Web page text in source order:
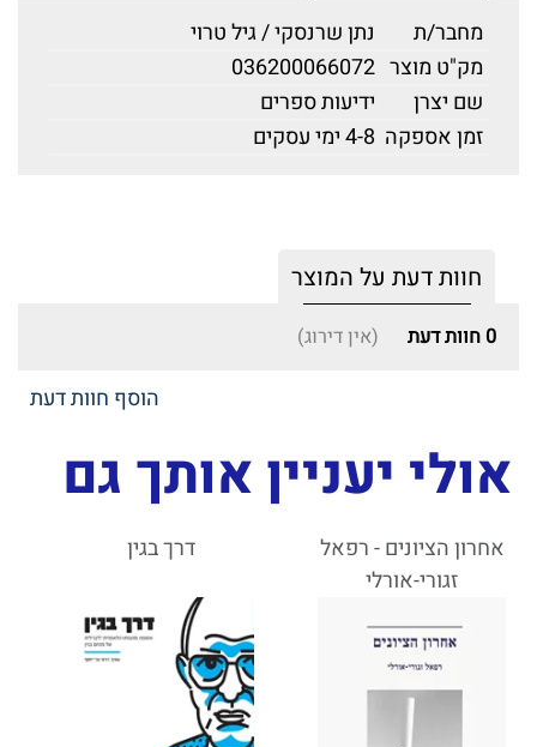
מחבר/ת
נתן שרנסקי / גיל טרוי
מק"ט מוצר 036200066072
שם יצרן
ידיעות ספרים
זמן אספקה 4-8 ימי עסקים
חוות דעת על המוצר
0 חוות דעת (אין דירוג)
הוסף חוות דעת
אולי יעניין אותך גם
אחרון הציונים - רפאל
זגורי-אורלי
דרך בגין